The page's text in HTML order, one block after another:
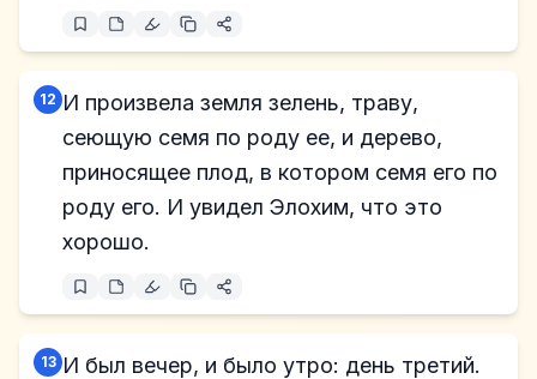
12 И произвела земля зелень, траву,
сеющую семя по роду ее, и дерево,
приносящее плод, в котором семя его по
роду его. И увидел Элохим, что это
хорошо.
13 И был вечер, и было утро: день третий.